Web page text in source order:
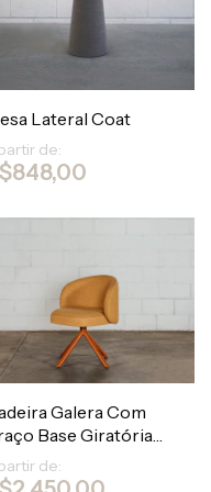
Lateral Coat
de:
Galera Com
Base Giratória
de: